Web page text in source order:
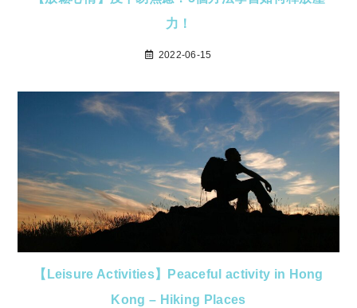
力！
2022-06-15
【Leisure Activities】Peaceful activity in Hong
Kong – Hiking Places